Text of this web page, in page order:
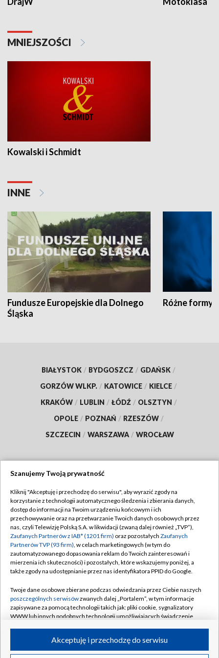
MNIEJSZOŚCI
Kowalski i Schmidt
INNE
Fundusze Europejskie dla Dolnego
Śląska
Różne formy
BIAŁYSTOK / BYDGOSZCZ / GDAŃSK /
GORZÓW WLKP. / KATOWICE / KIELCE /
KRAKÓW / LUBLIN / ŁÓDŹ / OLSZTYN /
OPOLE / POZNAŃ / RZESZÓW /
SZCZECIN / WARSZAWA / WROCŁAW
TVP
Abonament TVP
Emisja w TVP
Centrum informacji TVP
Naziemna Telewizja Cyfrowa
Rada Programowa
System NOS
Informacje o nadawcy
Program dla prasy
Regulamin TVP
Polityka prywatności
Moje zgody
Pomoc
Kontakt
Kanały
©2026 Telewizja Polska S.A. w likwidacji
Szanujemy Twoją prywatność
Kliknij "Akceptuję i przechodzę do serwisu", aby wyrazić zgody na
korzystanie z technologii automatycznego śledzenia i zbierania danych,
dostęp do informacji na Twoim urządzeniu końcowym i ich
przechowywanie oraz na przetwarzanie Twoich danych osobowych przez
nas, czyli Telewizję Polską S.A. w likwidacji (zwaną dalej również „TVP”),
Zaufanych Partnerów z IAB* (1201 firm) oraz pozostałych Zaufanych
Partnerów TVP (93 firm), w celach marketingowych (w tym do
zautomatyzowanego dopasowania reklam do Twoich zainteresowań i
mierzenia ich skuteczności) i pozostałych, które wskazujemy poniżej, a
także zgody na udostępnianie przez nas identyfikatora PPID do Google.
Twoje dane osobowe zbierane podczas odwiedzania przez Ciebie naszych
poszczególnych serwisówzwanych dalej „Portalem”, w tym informacje
zapisywane za pomocą technologii takich jak: pliki cookie, sygnalizatory
WWW lub innych podobnych technologii umożliwiających świadczenie
ruchu w Internecie.Akceptuję i przechodzę do serwisu